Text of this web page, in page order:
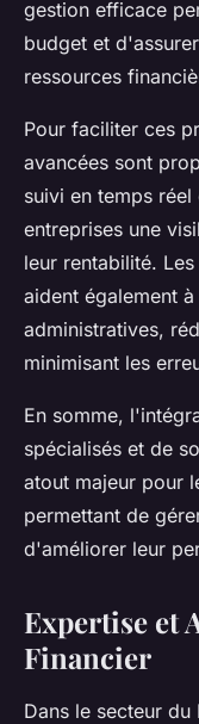
gestion efficace
budget et
ressources
Pour faciliter ces
avancées sont
suivi en temps
entreprises une
leur rentabilité.
aident également
administratives,
minimisant les
En somme,
spécialisés et de
atout majeur pour
permettant de
d'améliorer leur
Expertise et
Financier
Dans le secteur du